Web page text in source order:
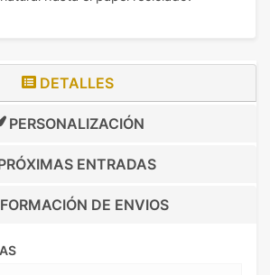
DETALLES
PERSONALIZACIÓN
ENTRADAS
DE ENVIOS